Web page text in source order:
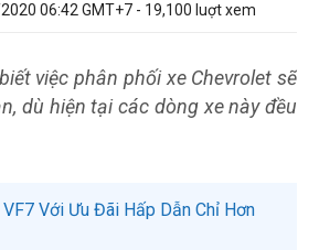
06:42 GMT+7 - 19,100 luợt xem
việc phân phối xe Chevrolet sẽ
dù hiện tại các dòng xe này đều
Với Ưu Đãi Hấp Dẫn Chỉ Hơn